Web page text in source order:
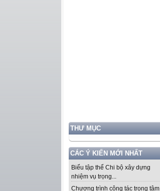
THƯ MỤC
CÁC Ý KIẾN MỚI NHẤT
Biểu tập thể Chi bộ xây dựng
nhiệm vụ trọng...
Chương trình công tác trọng tâm